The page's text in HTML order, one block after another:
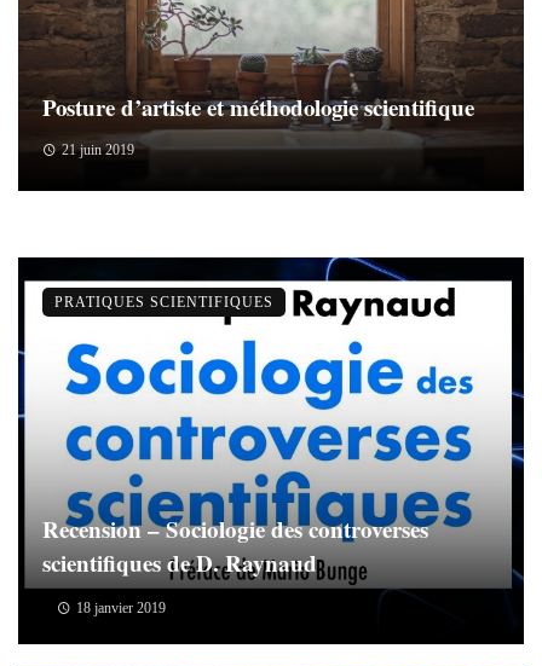
Posture d’artiste et méthodologie scientifique
21 juin 2019
Recension – Sociologie des controverses
scientifiques de D. Raynaud
18 janvier 2019
PRATIQUES SCIENTIFIQUES